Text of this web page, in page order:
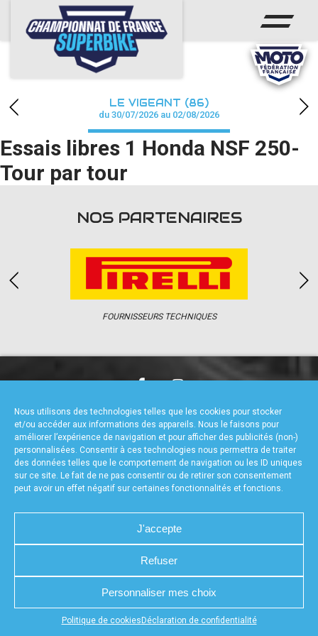
Nous utilisons des technologies telles que les cookies pour stocker
et/ou accéder aux informations des appareils. Nous le faisons pour
améliorer l’expérience de navigation et pour afficher des publicités (non-)
personnalisées. Consentir à ces technologies nous permettra de traiter
des données telles que le comportement de navigation ou les ID uniques
sur ce site. Le fait de ne pas consentir ou de retirer son consentement
peut avoir un effet négatif sur certaines fonctionnalités et fonctions.
J'accepte
Refuser
Personnaliser mes choix
Politique de cookies Déclaration de confidentialité
Appuyez sur le bouton partager en bas de votre
ACCUEIL
CHAMPIONNAT
CALENDRIER
RÉSULTATS
PHOTOS / WEB TV
PARTENAIRES
PRESSE
PRESSE
accéder à la billetterie
LE VIGEANT (86)
du 30/07/2026 au 02/08/2026
Essais libres 1 Honda NSF 250-
Tour par tour
NOS PARTENAIRES
FOURNISSEURS TECHNIQUES
CHARTE DE CONFIDENTIALITÉ
NOUS CONTACTER
MENTIONS LÉGALES
RÉALISÉ PAR L’AGENCE WEB A3WEB
POLITIQUE DE COOKIES (UE)
DÉCLARATION DE CONFIDENTIALITÉ (UE)